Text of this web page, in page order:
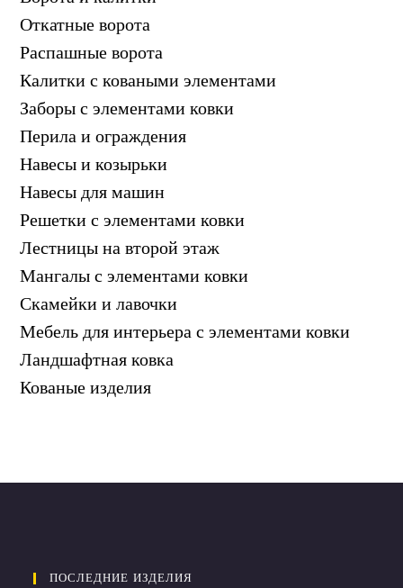
s
n
i
k
i
Откатные ворота
Распашные ворота
Калитки с коваными элементами
Заборы с элементами ковки
Перила и ограждения
Навесы и козырьки
Навесы для машин
Решетки с элементами ковки
Лестницы на второй этаж
Мангалы с элементами ковки
Скамейки и лавочки
Мебель для интерьера с элементами ковки
Ландшафтная ковка
Кованые изделия
ПОСЛЕДНИЕ ИЗДЕЛИЯ